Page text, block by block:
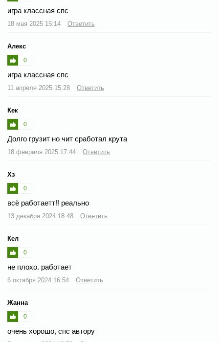
игра классная спс
18 мая 2025 15:14 Ответить
Алекс
0
игра классная спс
11 апреля 2025 15:28 Ответить
Кек
0
Долго грузит но чит сработал крута
18 февраля 2025 17:44 Ответить
Хз
0
всё работаетт!! реально
13 декабря 2024 18:48 Ответить
Кел
0
не плохо. работает
6 октября 2024 16:54 Ответить
Жанна
0
очень хорошо, спс автору